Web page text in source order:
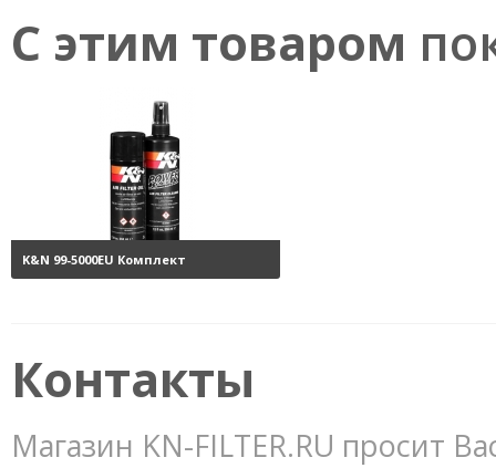
С этим товаром
K&N 99-5000EU Комплект
Контакты
Магазин KN-FILTER.RU просит